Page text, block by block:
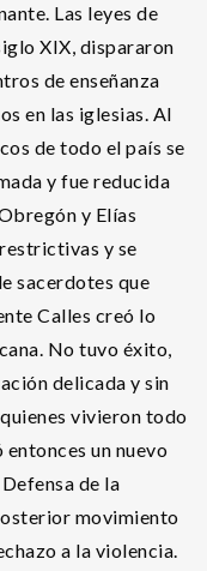
Las leyes de
XIX, dispararon
de enseñanza
en las iglesias. Al
de todo el país se
y fue reducida
y Elías
y se
sacerdotes que
Calles creó lo
No tuvo éxito,
delicada y sin
vivieron todo
un nuevo
de la
movimiento
a la violencia.